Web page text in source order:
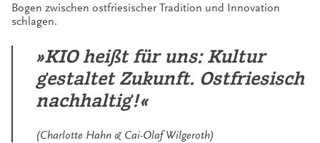
Bogen zwischen ostfriesischer Tradition und Innovation
schlagen.
»KIO heißt für uns: Kultur
gestaltet Zukunft. Ostfriesisch
nachhaltig!«
(Charlotte Hahn & Cai-Olaf Wilgeroth)